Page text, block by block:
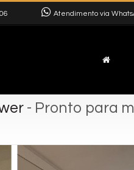
Atendimento via
- Pronto para